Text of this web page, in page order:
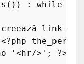
()) : while
link-ul
'<hr/>' ; ?>